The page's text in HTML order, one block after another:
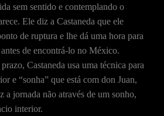
sem sentido e contemplando o
Ele diz a Castaneda que ele
de ruptura e lhe dá uma hora para
de encontrá-lo no México.
Castaneda usa uma técnica para
e “sonha” que está com don Juan,
a jornada não através de um sonho,
interior.